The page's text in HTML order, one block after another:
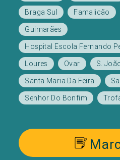
Braga Sul
Famalicão
Guimarães
Hospital Escola Fernando
Loures
Ovar
S.
Santa Maria Da Feira
Senhor Do Bonfim